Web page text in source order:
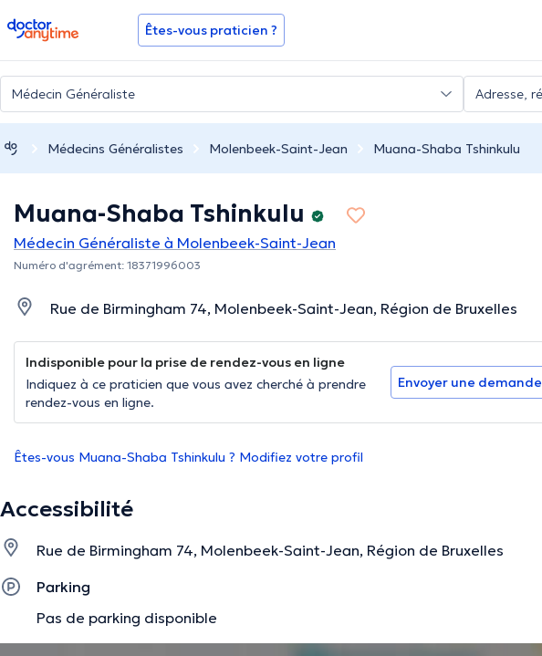
doctoranytime Êtes-vous praticien ?
Médecins Généralistes Molenbeek-Saint-Jean Muana-Shaba Tshinkulu
Muana-Shaba Tshinkulu
Médecin Généraliste à Molenbeek-Saint-Jean
Numéro d'agrément: 18371996003
Rue de Birmingham 74, Molenbeek-Saint-Jean, Région de Bruxelles
Indisponible pour la prise de rendez-vous en ligne
Indiquez à ce praticien que vous avez cherché à prendre
rendez-vous en ligne.
Envoyer une demande
Êtes-vous Muana-Shaba Tshinkulu ? Modifiez votre profil
Accessibilité
Rue de Birmingham 74, Molenbeek-Saint-Jean, Région de Bruxelles
Parking
Pas de parking disponible